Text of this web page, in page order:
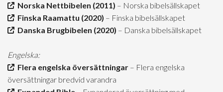
Norska Nettbibelen (2011) – Norska bibelsällskapet
Finska Raamattu (2020) – Finska bibelsällskapet
Danska Brugbibelen (2020) – Danska bibelsällskapet
Engelska:
Flera engelska översättningar – Flera engelska
översättningar bredvid varandra